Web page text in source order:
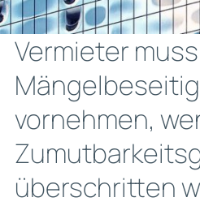
Vermieter
vornehmen,
überschritten